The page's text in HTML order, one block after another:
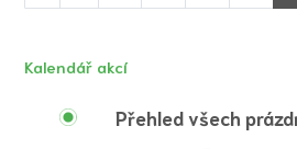
Kalendář akcí
Přehled všech